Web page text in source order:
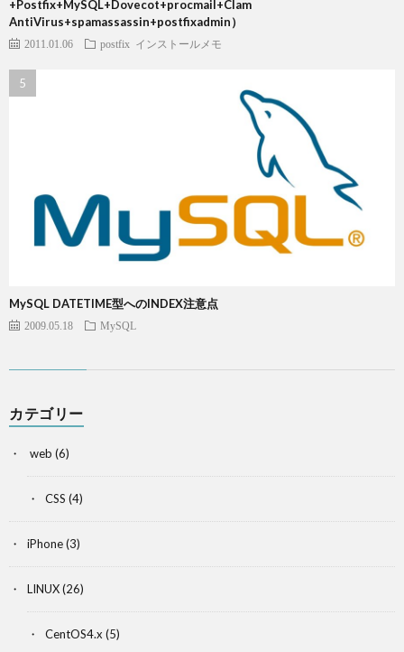
+Postfix+MySQL+Dovecot+procmail+Clam
AntiVirus+spamassassin+postfixadmin）
2011.01.06 postfix インストールメモ
MySQL DATETIME型へのINDEX注意点
2009.05.18 MySQL
カテゴリー
web (6)
CSS (4)
iPhone(3)
LINUX(26)
CentOS4.x (5)